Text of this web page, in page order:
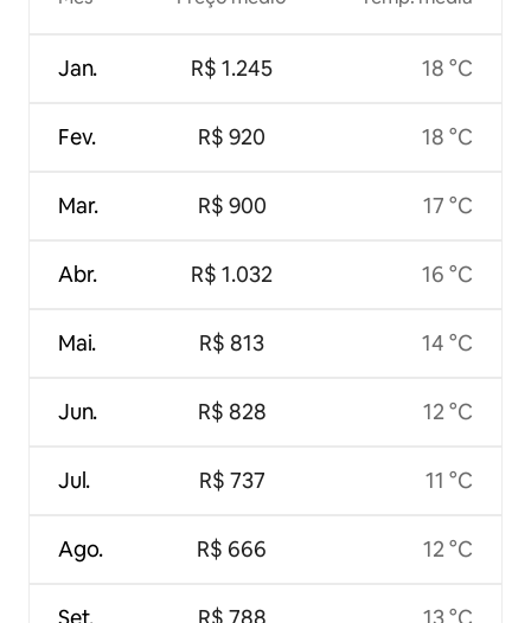
Jan.
Fev.
Mar.
Abr.
Mai.
Jun.
Jul.
Ago.
Set.
R$ 1.245
R$ 920
R$ 900
R$ 1.032
R$ 813
R$ 828
R$ 737
R$ 666
R$ 788
18 °C
18 °C
17 °C
16 °C
14 °C
12 °C
11 °C
12 °C
13 °C